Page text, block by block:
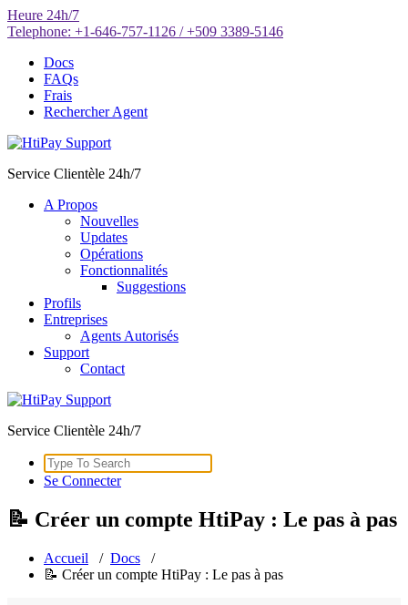
Aller
au
Heure 24h/7
Telephone: +1-646-757-1126 / +509 3389-5146
Docs
FAQs
Frais
Rechercher Agent
Service Clientèle 24h/7
A Propos
Nouvelles
Updates
Opérations
Fonctionnalités
Suggestions
Profils
Entreprises
Agents Autorisés
Support
Contact
Service Clientèle 24h/7
Search
for:
Se Connecter
📝 Créer un compte HtiPay : Le pas à pas
Accueil / Docs /
📝 Créer un compte HtiPay : Le pas à pas